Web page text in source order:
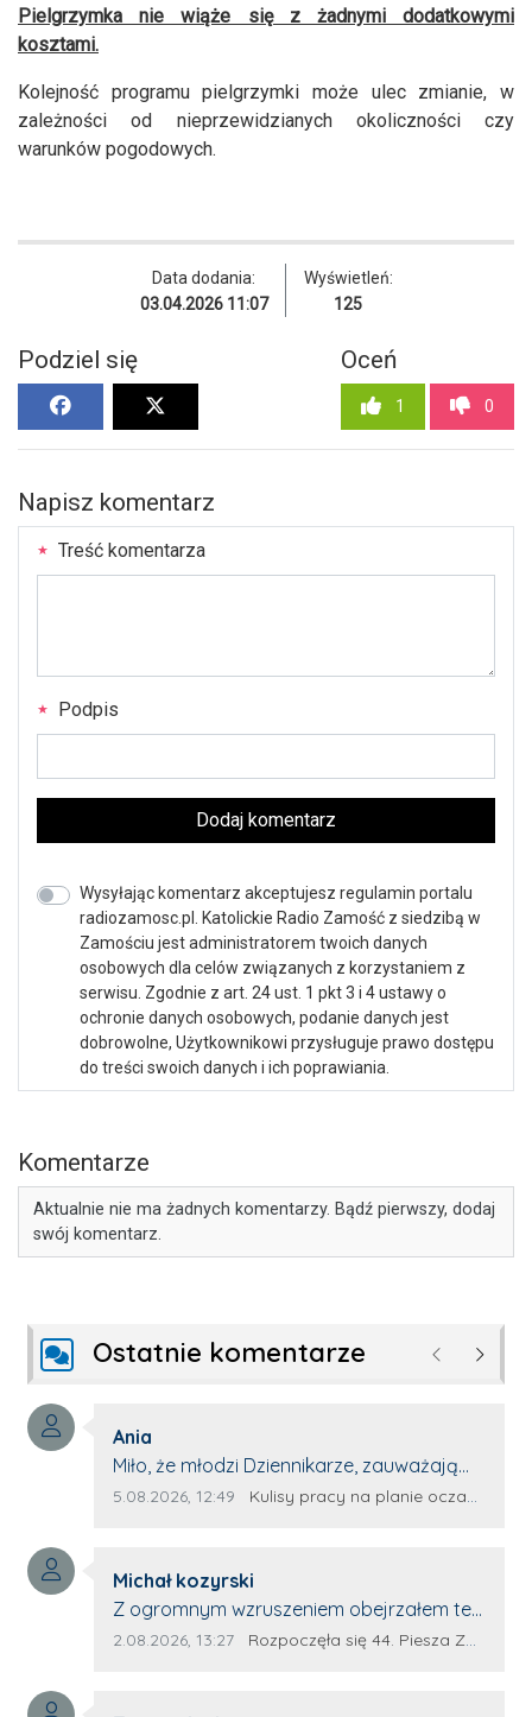
Pielgrzymka nie wiąże się z żadnymi dodatkowymi
kosztami.
Kolejność programu pielgrzymki może ulec zmianie, w
zależności od nieprzewidzianych okoliczności czy
warunków pogodowych.
Data dodania:
03.04.2026 11:07
Wyświetleń:
125
Podziel się Oceń
1 0
Napisz komentarz
Treść komentarza
Podpis
Dodaj komentarz
Wysyłając komentarz akceptujesz regulamin portalu
radiozamosc.pl. Katolickie Radio Zamość z siedzibą w
Zamościu jest administratorem twoich danych
osobowych dla celów związanych z korzystaniem z
serwisu. Zgodnie z art. 24 ust. 1 pkt 3 i 4 ustawy o
ochronie danych osobowych, podanie danych jest
dobrowolne, Użytkownikowi przysługuje prawo dostępu
do treści swoich danych i ich poprawiania.
Komentarze
Aktualnie nie ma żadnych komentarzy. Bądź pierwszy, dodaj
swój komentarz.
Ostatnie komentarze Poprzednie
Autor komentarza:
Ania
Treść komentarza:
Miło, że młodzi Dziennikarze, zauważają
młode talenty, które dopiero wkraczają
z nim wywiad, który przeprowadzi Pan
Artur.
Data dodania komentarza:
5.08.2026, 12:49 Źródło komentarza:
Kulisy pracy na planie oczami młodego filmowca
Autor komentarza:
Michał kozyrski
Treść komentarza:
Z ogromnym wzruszeniem obejrzałem ten
materiał. ❤️ Jestem naprawdę dumny z
Data dodania komentarza:
2.08.2026, 13:27 Źródło komentarza:
Rozpoczęła się 44. Piesza Zamojsko-Lubaczowska Pielgrzymka na Jasną Górę!